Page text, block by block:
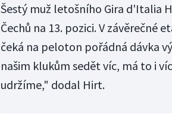
Šestý muž letošního Gira d'Italia
Čechů na 13. pozici. V závěrečné
čeká na peloton pořádná dávka
našim klukům sedět víc, má to i
udržíme," dodal Hirt.